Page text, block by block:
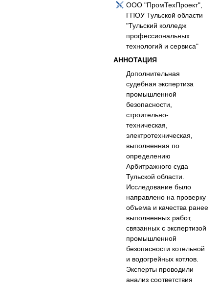
ООО "ПромТехПроект",
ГПОУ Тульской области
"Тульский колледж
профессиональных
технологий и сервиса"
АННОТАЦИЯ
Дополнительная
судебная экспертиза
промышленной
безопасности,
строительно-
техническая,
электротехническая,
выполненная по
определению
Арбитражного суда
Тульской области.
Исследование было
направлено на проверку
объема и качества ранее
выполненных работ,
связанных с экспертизой
промышленной
безопасности котельной
и водогрейных котлов.
Эксперты проводили
анализ соответствия